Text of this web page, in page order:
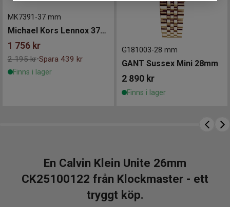
MK7391 -37 mm
Michael Kors Lennox 37mm
1 756 kr
2 195 kr-Spara 439 kr
Finns i lager
G181003-28 mm
GANT Sussex Mini 28mm
2 890 kr
Finns i lager
En Calvin Klein Unite 26mm
CK25100122 från Klockmaster - ett
tryggt köp.